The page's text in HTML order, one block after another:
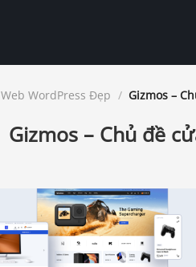
Web WordPress Đẹp / Gizmos –
Gizmos – Chủ đề